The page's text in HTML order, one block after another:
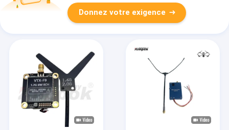
Donnez votre exigence